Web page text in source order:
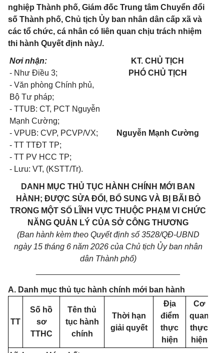
nghiệp Thành phố, Giám đốc Trung tâm Chuyển đổi
số Thành phố, Chủ tịch Ủy ban nhân dân cấp xã và
các tổ chức, cá nhân có liên quan chịu trách nhiệm
thi hành Quyết định này./.
Nơi nhận:
- Như Điều 3;
- Văn phòng Chính phủ,
Bộ Tư pháp;
- TTUB: CT, PCT Nguyễn
Mạnh Cường;
- VPUB: CVP, PCVP/VX;
- TT TTĐT TP;
- TT PV HCC TP;
- Lưu: VT, (KSTT/Tr).
KT. CHỦ TỊCH
PHÓ CHỦ TỊCH
Nguyễn Mạnh Cường
DANH MỤC THỦ TỤC HÀNH CHÍNH MỚI BAN
HÀNH; ĐƯỢC SỬA ĐỔI, BỔ SUNG VÀ BỊ BÃI BỎ
TRONG MỘT SỐ LĨNH VỰC THUỘC PHẠM VI CHỨC
NĂNG QUẢN LÝ CỦA SỞ CÔNG THƯƠNG
(Ban hành kèm theo Quyết định số 3528/QĐ-UBND
ngày 15 tháng 6 năm 2026 của Chủ tịch Ủy ban nhân
dân Thành phố)
A. Danh mục thủ tục hành chính mới ban hành
TT
Số hồ
sơ
TTHC
Tên thủ
tục hành
chính
Thời hạn
giải quyết
Địa
điểm
thực
hiện
Cơ
quan
thực
hiện